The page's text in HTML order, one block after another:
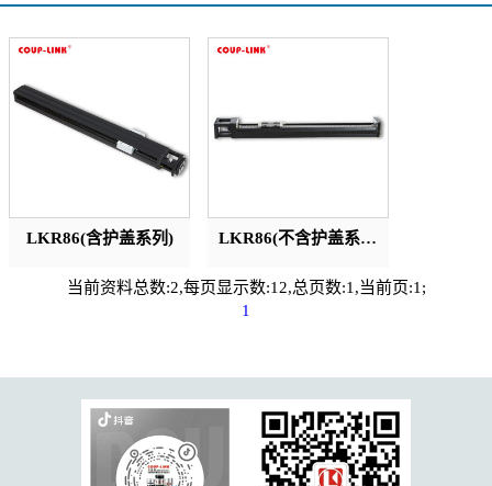
LKR86(含护盖系列) LKR86(不含护盖系列)
当前资料总数:2,每页显示数:12,总页数:1,当前页:1;
1